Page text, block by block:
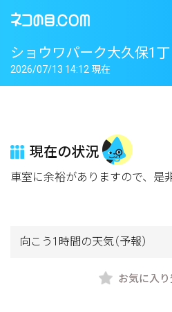
ショウワパーク大久保1丁
2026/07/13 14:12 現在
現在の状況
車室に余裕がありますので、是
向こう1時間の天気（予報）
お気に入